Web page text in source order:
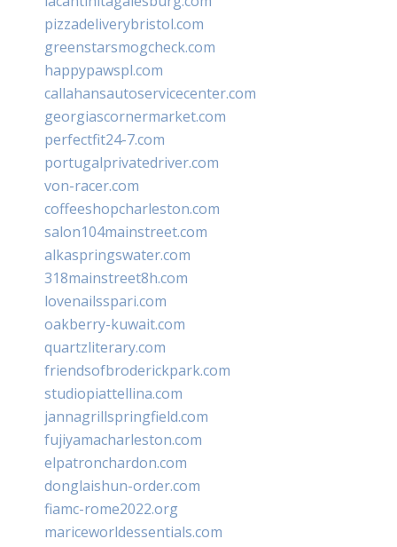
pizzadeliverybristol.com
greenstarsmogcheck.com
happypawspl.com
callahansautoservicecenter.com
georgiascornermarket.com
perfectfit24-7.com
portugalprivatedriver.com
von-racer.com
coffeeshopcharleston.com
salon104mainstreet.com
alkaspringswater.com
318mainstreet8h.com
lovenailsspari.com
oakberry-kuwait.com
quartzliterary.com
friendsofbroderickpark.com
studiopiattellina.com
jannagrillspringfield.com
fujiyamacharleston.com
elpatronchardon.com
donglaishun-order.com
fiamc-rome2022.org
mariceworldessentials.com